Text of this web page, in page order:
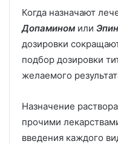
Когда назначают
Допамином или
дозировки
подбор дозировки
желаемого
Назначение
прочими
введения каждого